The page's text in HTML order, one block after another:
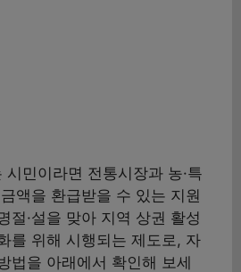
민이라면 전통시장과 농·특
액을 환급받을 수 있는 지원
절·설을 맞아 지역 상권 활성
를 위해 시행되는 제도로, 자
법을 아래에서 확인해 보세